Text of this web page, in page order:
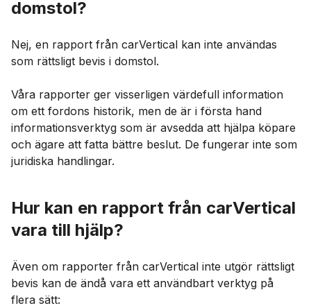
domstol?
Nej, en rapport från carVertical kan inte användas
som rättsligt bevis i domstol.
Våra rapporter ger visserligen värdefull information
om ett fordons historik, men de är i första hand
informationsverktyg som är avsedda att hjälpa köpare
och ägare att fatta bättre beslut. De fungerar inte som
juridiska handlingar.
Hur kan en rapport från carVertical
vara till hjälp?
Även om rapporter från carVertical inte utgör rättsligt
bevis kan de ändå vara ett användbart verktyg på
flera sätt: